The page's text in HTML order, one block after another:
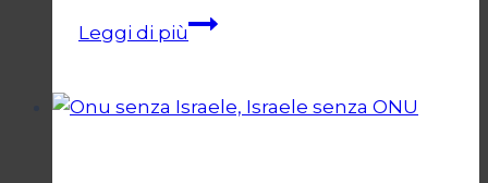
Leggi di piùJCPOA,
del